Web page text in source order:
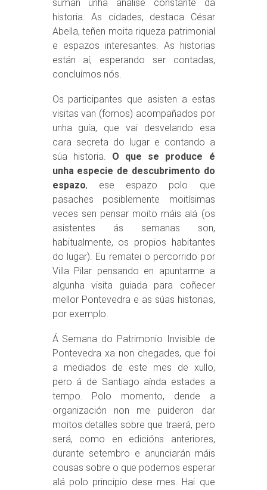
suman unha análise constante da
historia. As cidades, destaca César
Abella, teñen moita riqueza patrimonial
e espazos interesantes. As historias
están aí, esperando ser contadas,
concluímos nós.
Os participantes que asisten a estas
visitas van (fomos) acompañados por
unha guía, que vai desvelando esa
cara secreta do lugar e contando a
súa historia. O que se produce é
unha especie de descubrimento do
espazo, ese espazo polo que
pasaches posiblemente moitísimas
veces sen pensar moito máis alá (os
asistentes ás semanas son,
habitualmente, os propios habitantes
do lugar). Eu rematei o percorrido por
Villa Pilar pensando en apuntarme a
algunha visita guiada para coñecer
mellor Pontevedra e as súas historias,
por exemplo.
Á Semana do Patrimonio Invisible de
Pontevedra xa non chegades, que foi
a mediados de este mes de xullo,
pero á de Santiago aínda estades a
tempo. Polo momento, dende a
organización non me puideron dar
moitos detalles sobre que traerá, pero
será, como en edicións anteriores,
durante setembro e anunciarán máis
cousas sobre o que podemos esperar
alá polo principio dese mes. Hai que